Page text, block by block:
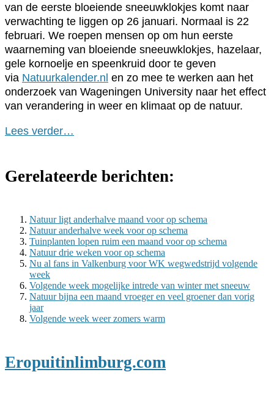
van de eerste bloeiende sneeuwklokjes komt naar
verwachting te liggen op 26 januari. Normaal is 22
februari. We roepen mensen op om hun eerste
waarneming van bloeiende sneeuwklokjes, hazelaar,
gele kornoelje en speenkruid door te geven
via Natuurkalender.nl en zo mee te werken aan het
onderzoek van Wageningen University naar het effect
van verandering in weer en klimaat op de natuur.
Lees verder…
Gerelateerde berichten:
Natuur ligt anderhalve maand voor op schema
Natuur anderhalve week voor op schema
Tuinplanten lopen ruim een maand voor op schema
Natuur drie weken voor op schema
Nu al fans in Valkenburg voor WK wegwedstrijd volgende
week
Volgende week mogelijke intrede van winter met sneeuw
Natuur bijna een maand vroeger en veel groener dan vorig
jaar
Volgende week weer zomers warm
Eropuitinlimburg.com